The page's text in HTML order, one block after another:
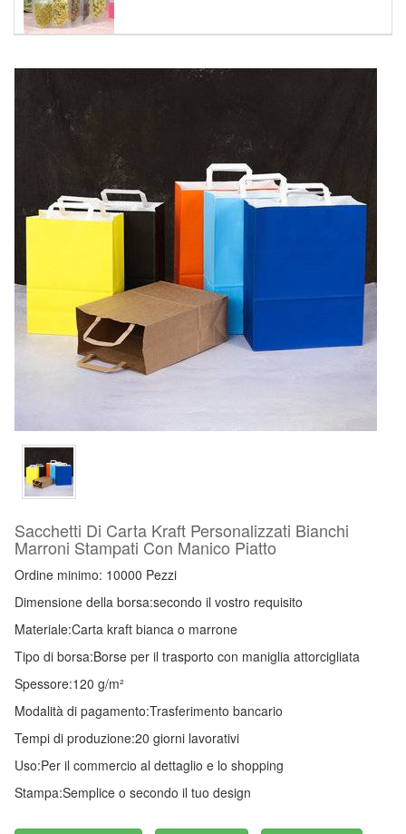
Sacchetti Di Carta Kraft Personalizzati Bianchi
Marroni Stampati Con Manico Piatto
Ordine minimo: 10000 Pezzi
Dimensione della borsa:secondo il vostro requisito
Materiale:Carta kraft bianca o marrone
Tipo di borsa:Borse per il trasporto con maniglia attorcigliata
Spessore:120 g/m²
Modalità di pagamento:Trasferimento bancario
Tempi di produzione:20 giorni lavorativi
Uso:Per il commercio al dettaglio e lo shopping
Stampa:Semplice o secondo il tuo design